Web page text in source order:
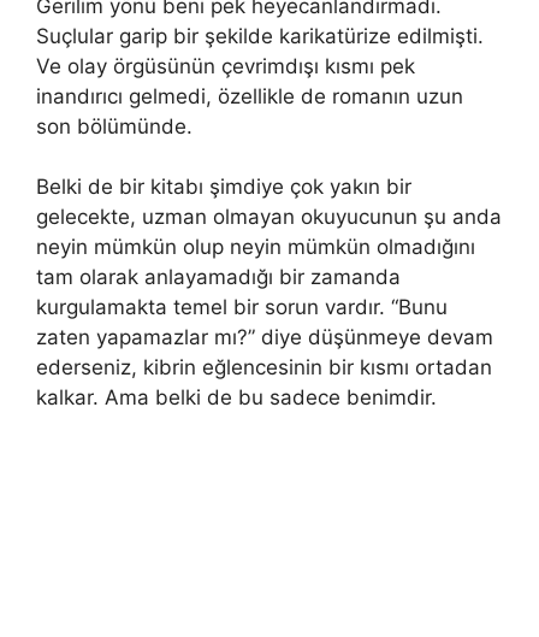
Gerilim yönü beni pek heyecanlandırmadı.
Suçlular garip bir şekilde karikatürize edilmişti.
Ve olay örgüsünün çevrimdışı kısmı pek
inandırıcı gelmedi, özellikle de romanın uzun
son bölümünde.
Belki de bir kitabı şimdiye çok yakın bir
gelecekte, uzman olmayan okuyucunun şu anda
neyin mümkün olup neyin mümkün olmadığını
tam olarak anlayamadığı bir zamanda
kurgulamakta temel bir sorun vardır. “Bunu
zaten yapamazlar mı?” diye düşünmeye devam
ederseniz, kibrin eğlencesinin bir kısmı ortadan
kalkar. Ama belki de bu sadece benimdir.